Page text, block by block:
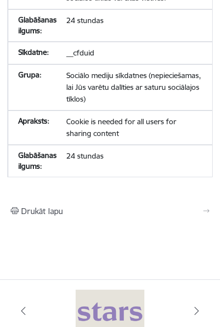
24 stundas
__cfduid
Sociālo mediju sīkdatnes (nepieciešamas,
lai Jūs varētu dalīties ar saturu sociālajos
tīklos)
Cookie is needed for all users for
sharing content
24 stundas
Drukāt lapu